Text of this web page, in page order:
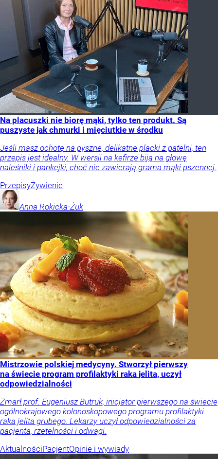
Na placuszki nie biorę mąki, tylko ten produkt. Są
puszyste jak chmurki i mięciutkie w środku
Jeśli masz ochotę na pyszne, delikatne placki z patelni, ten
przepis jest idealny. W wersji na kefirze biją na głowę
naleśniki i pankejki, choć nie zawierają grama mąki pszennej.
PrzepisyŻywienie
Anna Rokicka-Żuk
Mistrzowie polskiej medycyny. Stworzył pierwszy
na świecie program profilaktyki raka jelita, uczył
odpowiedzialności
Zmarł prof. Eugeniusz Butruk, inicjator pierwszego na świecie
ogólnokrajowego kolonoskopowego programu profilaktyki
raka jelita grubego. Lekarzy uczył odpowiedzialności za
pacjenta, rzetelności i odwagi.
AktualnościPacjentOpinie i wywiady